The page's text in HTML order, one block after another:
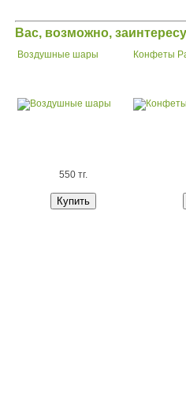
Вас, возможно,
Воздушные шары
550 тг.
Конфеты